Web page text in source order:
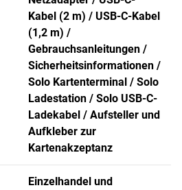
Kabel (2 m) / USB-C-Kabel
(1,2 m) /
Gebrauchsanleitungen /
Sicherheitsinformationen /
Solo Kartenterminal / Solo
Ladestation / Solo USB-C-
Ladekabel / Aufsteller und
Aufkleber zur
Kartenakzeptanz
Einzelhandel und